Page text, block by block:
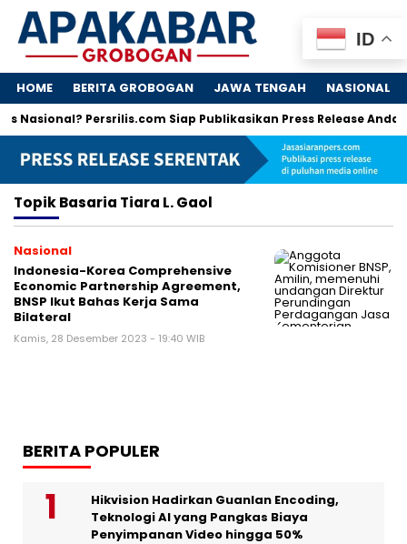
HOME BERITA GROBOGAN JAWA TENGAH NASIONAL
Nasional? Persrilis.com Siap Publikasikan Press Release Anda!
TopikBasaria Tiara L. Gaol
Nasional
Indonesia-Korea Comprehensive
Economic Partnership Agreement,
BNSP Ikut Bahas Kerja Sama
Bilateral
Kamis, 28 Desember 2023 - 19:40 WIB
BERITA POPULER
Hikvision Hadirkan Guanlan Encoding,
Teknologi AI yang Pangkas Biaya
Penyimpanan Video hingga 50%
ID